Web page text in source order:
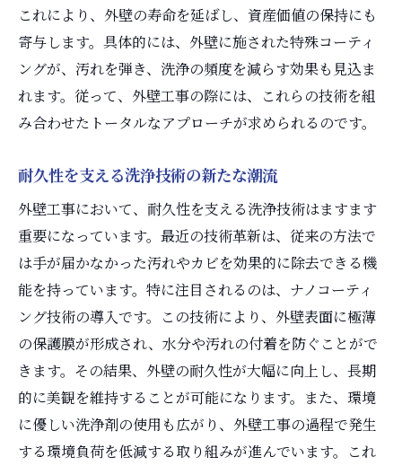
これにより、外壁の寿命を延ばし、資産価値の保持にも
寄与します。具体的には、外壁に施された特殊コーティ
ングが、汚れを弾き、洗浄の頻度を減らす効果も見込ま
れます。従って、外壁工事の際には、これらの技術を組
み合わせたトータルなアプローチが求められるのです。
耐久性を支える洗浄技術の新たな潮流
外壁工事において、耐久性を支える洗浄技術はますます
重要になっています。最近の技術革新は、従来の方法で
は手が届かなかった汚れやカビを効果的に除去できる機
能を持っています。特に注目されるのは、ナノコーティ
ング技術の導入です。この技術により、外壁表面に極薄
の保護膜が形成され、水分や汚れの付着を防ぐことがで
きます。その結果、外壁の耐久性が大幅に向上し、長期
的に美観を維持することが可能になります。また、環境
に優しい洗浄剤の使用も広がり、外壁工事の過程で発生
する環境負荷を低減する取り組みが進んでいます。これ